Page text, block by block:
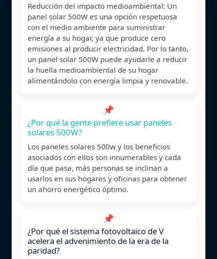
Reducción del impacto medioambiental: Un
panel solar 500W es una opción respetuosa
con el medio ambiente para suministrar
energía a su hogar, ya que produce cero
emisiones al producir electricidad. Por lo tanto,
un panel solar 500W puede ayudarle a reducir
la huella medioambiental de su hogar
alimentándolo con energía limpia y renovable.
📌
¿Por qué la gente prefiere usar paneles
solares 500W?
Los paneles solares 500w y los beneficios
asociados con ellos son innumerables y cada
día que pasa, más personas se inclinan a
usarlos en sus hogares y oficinas para obtener
un ahorro energético óptimo.
📌
¿Por qué el sistema fotovoltaico de V
acelera el advenimiento de la era de la
paridad?